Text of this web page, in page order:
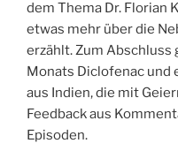
dem Thema Dr. Florian
etwas mehr über die
erzählt. Zum
Monats Diclofenac und
aus Indien, die mit
Feedback aus
Episoden.